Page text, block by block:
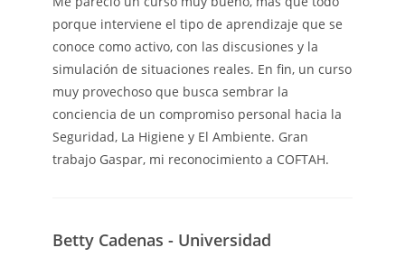
porque interviene el tipo de aprendizaje que se
conoce como activo, con las discusiones y la
simulación de situaciones reales. En fin, un curso
muy provechoso que busca sembrar la
conciencia de un compromiso personal hacia la
Seguridad, La Higiene y El Ambiente. Gran
trabajo Gaspar, mi reconocimiento a COFTAH.
Betty Cadenas - Universidad